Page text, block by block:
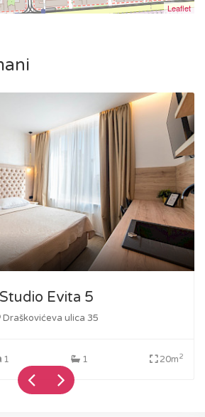
Leaflet
Studio Evita 5
Draškovićeva ulica 35
1 1 20m2